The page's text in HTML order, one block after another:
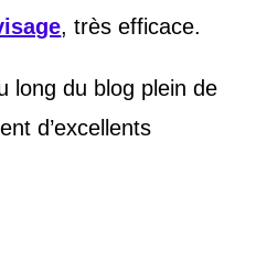
, très efficace.
long du blog plein de
d’excellents